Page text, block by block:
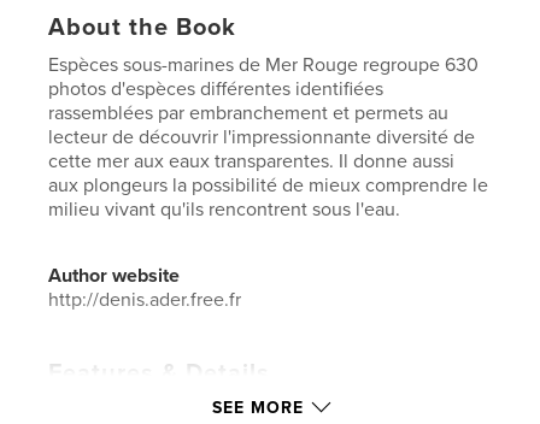
About the Book
Espèces sous-marines de Mer Rouge regroupe 630
photos d'espèces différentes identifiées
rassemblées par embranchement et permets au
lecteur de découvrir l'impressionnante diversité de
cette mer aux eaux transparentes. Il donne aussi
aux plongeurs la possibilité de mieux comprendre le
milieu vivant qu'ils rencontrent sous l'eau.
Author website
http://denis.ader.free.fr
Features & Details
Travel
SEE MORE